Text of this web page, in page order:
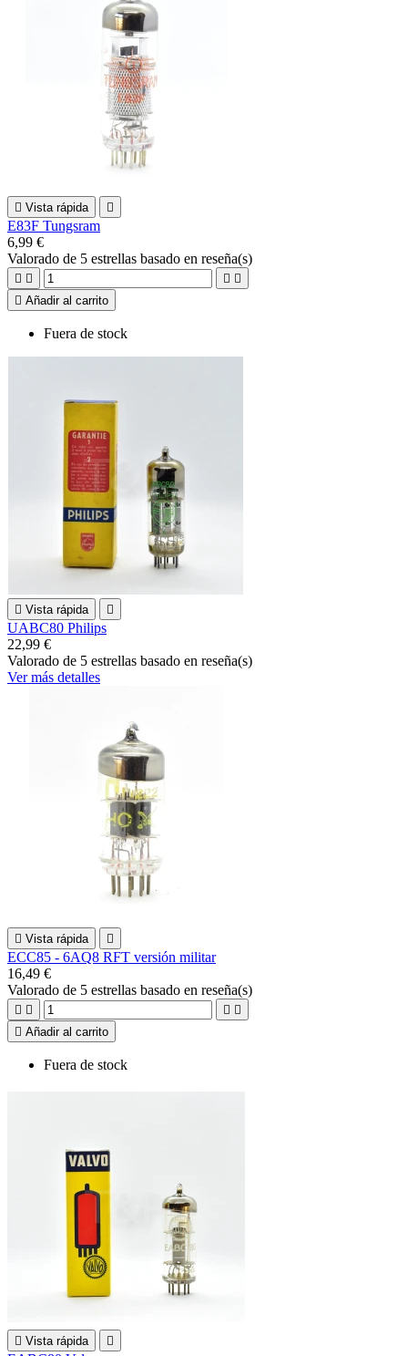
 Vista rápida 
E83F Tungsram
6,99 €
Valorado de 5 estrellas basado en reseña(s)
   
 Añadir al carrito
Fuera de stock
 Vista rápida 
UABC80 Philips
22,99 €
Valorado de 5 estrellas basado en reseña(s)
Ver más detalles
 Vista rápida 
ECC85 - 6AQ8 RFT versión militar
16,49 €
Valorado de 5 estrellas basado en reseña(s)
   
 Añadir al carrito
Fuera de stock
 Vista rápida 